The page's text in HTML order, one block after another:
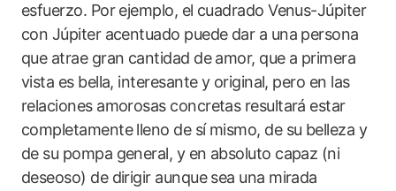
esfuerzo. Por ejemplo, el cuadrado Venus-Júpiter
con Júpiter acentuado puede dar a una persona
que atrae gran cantidad de amor, que a primera
vista es bella, interesante y original, pero en las
relaciones amorosas concretas resultará estar
completamente lleno de sí mismo, de su belleza y
de su pompa general, y en absoluto capaz (ni
deseoso) de dirigir aunque sea una mirada